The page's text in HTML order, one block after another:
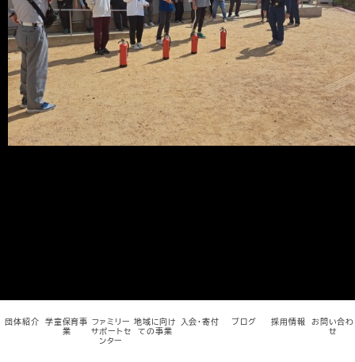
メ
イ
ン
コ
ン
テ
団体紹介 学童保育事
業
ファミリー
サポートセ
ンター
地域に向け
ての事業
入会・寄付 ブログ 採用情報 お問い合わ
せ